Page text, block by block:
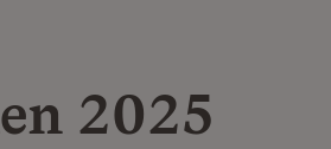
2025